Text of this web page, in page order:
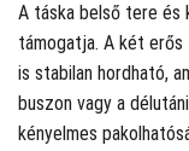
A táska belső tere és
támogatja. A két erős
is stabilan hordható,
buszon vagy a
kényelmes